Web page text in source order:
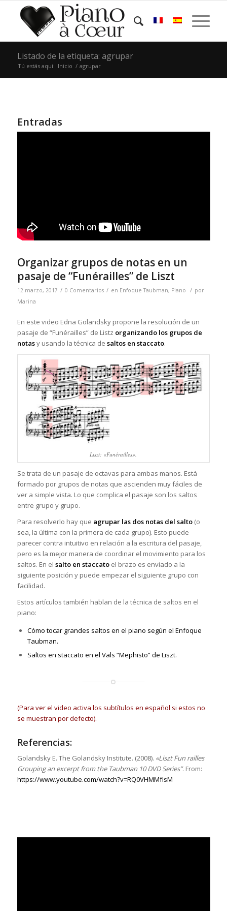
Listado de la etiqueta: agrupar
Tú estás aquí: Inicio / agrupar
Entradas
Organizar grupos de notas en un
pasaje de “Funérailles” de Liszt
12 marzo, 2017 / 0 Comentarios / en Enfoque Taubman, Piano / por
Marina
En este video Edna Golandsky propone la resolución de un
pasaje de “Funérailles” de Listz organizando los grupos de
notasy usando la técnica de saltos en staccato.
Liszt: «Funérailles».
Se trata de un pasaje de octavas para ambas manos. Está
formado por grupos de notas que ascienden muy fáciles de
ver a simple vista. Lo que complica el pasaje son los saltos
entre grupo y grupo.
Para resolverlo hay que agrupar las dos notas del salto(o
sea, la última con la primera de cada grupo). Esto puede
parecer contra intuitivo en relación a la escritura del pasaje,
pero es la mejor manera de coordinar el movimiento para los
saltos. En el salto en staccatoel brazo es enviado a la
siguiente posición y puede empezar el siguiente grupo con
facilidad.
Estos artículos también hablan de la técnica de saltos en el
piano:
Cómo tocar grandes saltos en el piano según el Enfoque
Taubman.
Saltos en staccato en el Vals “Mephisto” de Liszt.
(Para ver el video activa los subtítulos en español si estos no
se muestran por defecto).
Referencias:
Golandsky E. The Golandsky Institute. (2008). «Liszt Fun railles
Grouping an excerpt from the Taubman 10 DVD Series”. From:
https://www.youtube.com/watch?v=RQ0VHMMfIsM